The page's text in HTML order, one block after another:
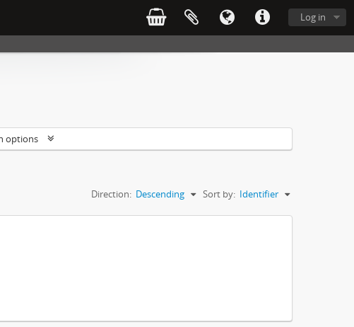
Log in
options
Sort by: Identifier
Direction: Descending